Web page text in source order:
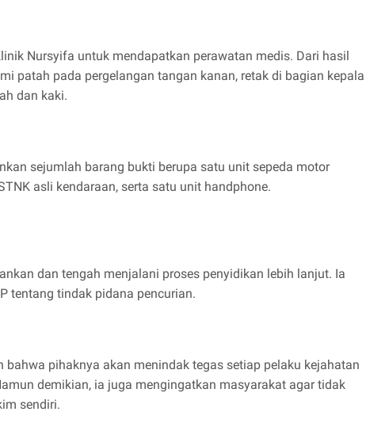
Nursyifa untuk mendapatkan perawatan medis. Dari hasil
patah pada pergelangan tangan kanan, retak di bagian kepala
dan kaki.
sejumlah barang bukti berupa satu unit sepeda motor
asli kendaraan, serta satu unit handphone.
dan tengah menjalani proses penyidikan lebih lanjut. Ia
tentang tindak pidana pencurian.
bahwa pihaknya akan menindak tegas setiap pelaku kejahatan
demikian, ia juga mengingatkan masyarakat agar tidak
sendiri.